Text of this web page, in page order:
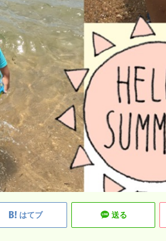
はてブ 送る